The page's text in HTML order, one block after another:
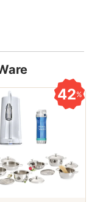
42%